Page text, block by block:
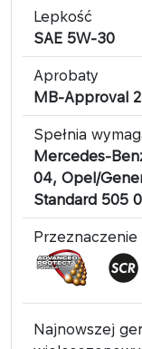
Lepkość
SAE 5W-30
Aprobaty
MB-Approval
Spełnia
Mercedes-
04, Opel/
Standard 505
Przeznaczenie
Najnowszej